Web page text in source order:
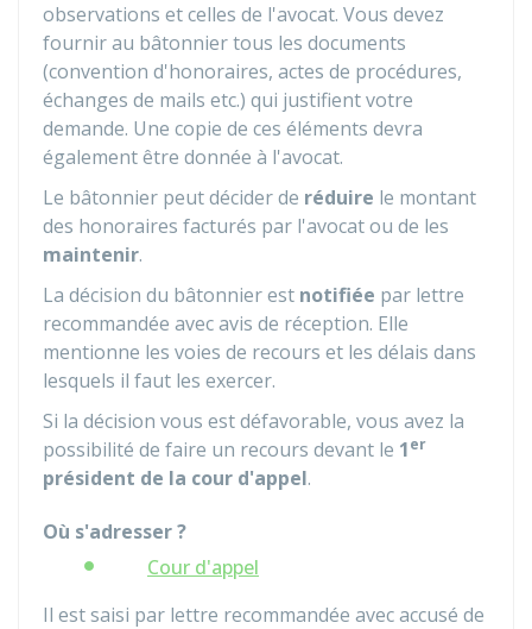
observations et celles de l'avocat. Vous devez
fournir au bâtonnier tous les documents
(convention d'honoraires, actes de procédures,
échanges de mails etc.) qui justifient votre
demande. Une copie de ces éléments devra
également être donnée à l'avocat.
Le bâtonnier peut décider de réduire le montant
des honoraires facturés par l'avocat ou de les
maintenir.
La décision du bâtonnier est notifiée par lettre
recommandée avec avis de réception. Elle
mentionne les voies de recours et les délais dans
lesquels il faut les exercer.
Si la décision vous est défavorable, vous avez la
possibilité de faire un recours devant le 1er
président de la cour d'appel.
Où s'adresser ?
Cour d'appel
Il est saisi par lettre recommandée avec accusé de